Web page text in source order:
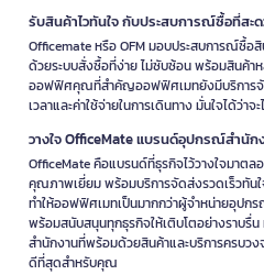
รับสินค้าไวทันใจ กับประสบการณ์ซื้อที่สะ
Officemate หรือ OFM มอบประสบการณ์ซื้อ
ด้วยระบบสั่งซื้อที่ง่าย ไม่ซับซ้อน พร้อมสินค้า
ออฟฟิศคุณที่สำคัญออฟฟิศเมทยังมีบริการจั
เวลาและค่าใช้จ่ายในการเดินทาง มั่นใจได้ว่า
วางใจ OfficeMate แบรนด์อุปกรณ์สำนั
OfficeMate คือแบรนด์ที่ธุรกิจไว้วางใจมาต
คุณภาพเยี่ยม พร้อมบริการจัดส่งรวดเร็วทัน
ทำให้ออฟฟิศเมทเป็นมากกว่าผู้จำหน่ายอุปก
พร้อมสนับสนุนทุกธุรกิจให้เติบโตอย่างราบรื่
สำนักงานที่พร้อมด้วยสินค้าและบริการครบวง
ดีที่สุดสำหรับคุณ